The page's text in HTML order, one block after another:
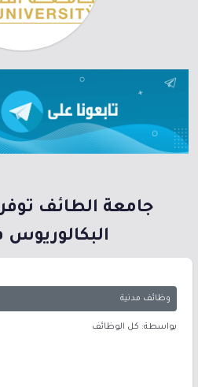
جامعة الطائف
وظائف مدنية
بواسطة: كل الوظائف